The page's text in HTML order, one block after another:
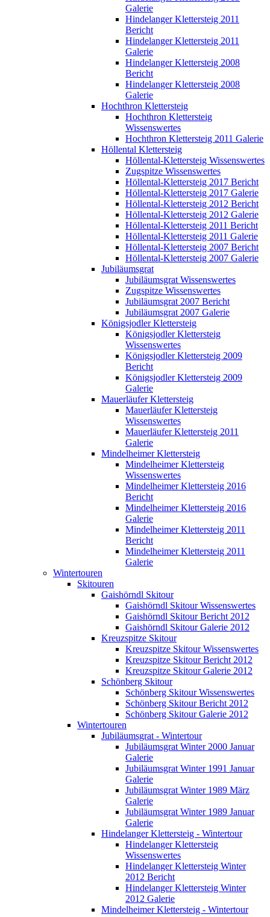
Galerie
Hindelanger Klettersteig 2011
Bericht
Hindelanger Klettersteig 2011
Galerie
Hindelanger Klettersteig 2008
Bericht
Hindelanger Klettersteig 2008
Galerie
Hochthron Klettersteig
Hochthron Klettersteig
Wissenswertes
Hochthron Klettersteig 2011 Galerie
Höllental Klettersteig
Höllental-Klettersteig Wissenswertes
Zugspitze Wissenswertes
Höllental-Klettersteig 2017 Bericht
Höllental-Klettersteig 2017 Galerie
Höllental-Klettersteig 2012 Bericht
Höllental-Klettersteig 2012 Galerie
Höllental-Klettersteig 2011 Bericht
Höllental-Klettersteig 2011 Galerie
Höllental-Klettersteig 2007 Bericht
Höllental-Klettersteig 2007 Galerie
Jubiläumsgrat
Jubiläumsgrat Wissenswertes
Zugspitze Wissenswertes
Jubiläumsgrat 2007 Bericht
Jubiläumsgrat 2007 Galerie
Königsjodler Klettersteig
Königsjodler Klettersteig
Wissenswertes
Königsjodler Klettersteig 2009
Bericht
Königsjodler Klettersteig 2009
Galerie
Mauerläufer Klettersteig
Mauerläufer Klettersteig
Wissenswertes
Mauerläufer Klettersteig 2011
Galerie
Mindelheimer Klettersteig
Mindelheimer Klettersteig
Wissenswertes
Mindelheimer Klettersteig 2016
Bericht
Mindelheimer Klettersteig 2016
Galerie
Mindelheimer Klettersteig 2011
Bericht
Mindelheimer Klettersteig 2011
Galerie
Wintertouren
Skitouren
Gaishörndl Skitour
Gaishörndl Skitour Wissenswertes
Gaishörndl Skitour Bericht 2012
Gaishörndl Skitour Galerie 2012
Kreuzspitze Skitour
Kreuzspitze Skitour Wissenswertes
Kreuzspitze Skitour Bericht 2012
Kreuzspitze Skitour Galerie 2012
Schönberg Skitour
Schönberg Skitour Wissenswertes
Schönberg Skitour Bericht 2012
Schönberg Skitour Galerie 2012
Wintertouren
Jubiläumsgrat - Wintertour
Jubiläumsgrat Winter 2000 Januar
Galerie
Jubiläumsgrat Winter 1991 Januar
Galerie
Jubiläumsgrat Winter 1989 März
Galerie
Jubiläumsgrat Winter 1989 Januar
Galerie
Hindelanger Klettersteig - Wintertour
Hindelanger Klettersteig
Wissenswertes
Hindelanger Klettersteig Winter
2012 Bericht
Hindelanger Klettersteig Winter
2012 Galerie
Mindelheimer Klettersteig - Wintertour